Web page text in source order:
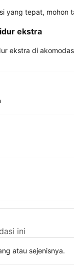
yang tepat,
ekstra
ekstra di
ini
atau sejenisnya.